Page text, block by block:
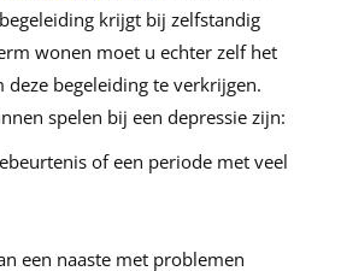
krijgt bij zelfstandig
wonen moet u echter zelf het
begeleiding te verkrijgen.
spelen bij een depressie zijn:
of een periode met veel
een naaste met problemen